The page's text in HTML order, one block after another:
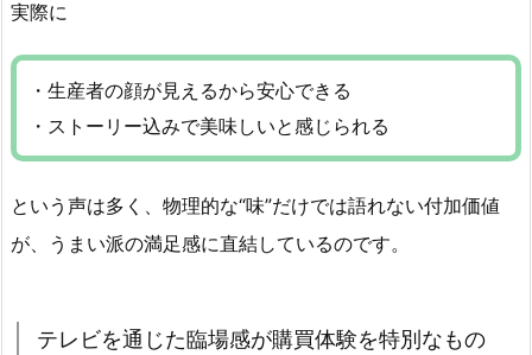
実際に
・生産者の顔が見えるから安心できる
・ストーリー込みで美味しいと感じられる
という声は多く、物理的な“味”だけでは語れない付加価値
が、うまい派の満足感に直結しているのです。
テレビを通じた臨場感が購買体験を特別なもの